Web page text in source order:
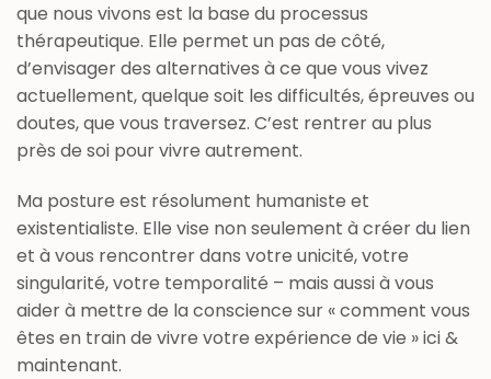
que nous vivons est la base du processus
thérapeutique. Elle permet un pas de côté,
d’envisager des alternatives à ce que vous vivez
actuellement, quelque soit les difficultés, épreuves ou
doutes, que vous traversez. C’est rentrer au plus
près de soi pour vivre autrement.
Ma posture est résolument humaniste et
existentialiste. Elle vise non seulement à créer du lien
et à vous rencontrer dans votre unicité, votre
singularité, votre temporalité – mais aussi à vous
aider à mettre de la conscience sur « comment vous
êtes en train de vivre votre expérience de vie » ici &
maintenant.